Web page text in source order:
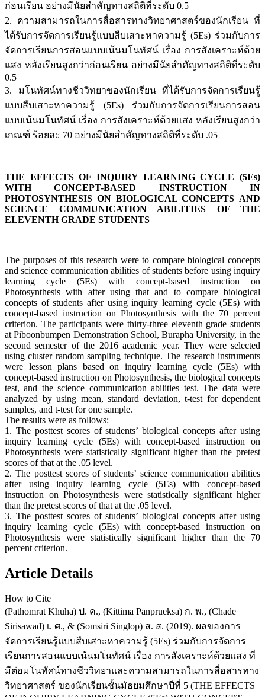
ก่อนเรียน อย่างมีนัยสำคัญทางสถิติที่ระดับ 0.5
2. ความสามารถในการสื่อสารทางวิทยาศาสตร์ของนักเรียน ที่
ได้รับการจัดการเรียนรู้แบบสืบเสาะหาความรู้ (5Es) ร่วมกับการ
จัดการเรียนการสอนแบบเน้นมโนทัศน์ เรื่อง การสังเคราะห์ด้วย
แสง หลังเรียนสูงกว่าก่อนเรียน อย่างมีนัยสำคัญทางสถิติที่ระดับ
0.5
3. มโนทัศน์ทางชีววิทยาของนักเรียน ที่ได้รับการจัดการเรียนรู้
แบบสืบเสาะหาความรู้ (5Es) ร่วมกับการจัดการเรียนการสอน
แบบเน้นมโนทัศน์ เรื่อง การสังเคราะห์ด้วยแสง หลังเรียนสูงกว่า
เกณฑ์ ร้อยละ 70 อย่างมีนัยสำคัญทางสถิติที่ระดับ .05
THE EFFECTS OF INQUIRY LEARNING CYCLE (5Es)
WITH CONCEPT-BASED INSTRUCTION IN
PHOTOSYNTHESIS ON BIOLOGICAL CONCEPTS AND
SCIENCE COMMUNICATION ABILITIES OF THE
ELEVENTH GRADE STUDENTS
The purposes of this research were to compare biological concepts
and science communication abilities of students before using inquiry
learning cycle (5Es) with concept-based instruction on
Photosynthesis with after using that and to compare biological
concepts of students after using inquiry learning cycle (5Es) with
concept-based instruction on Photosynthesis with the 70 percent
criterion. The participants were thirty-three eleventh grade students
at Piboonbumpen Demonstration School, Burapha University, in the
second semester of the 2016 academic year. They were selected
using cluster random sampling technique. The research instruments
were lesson plans based on inquiry learning cycle (5Es) with
concept-based instruction on Photosynthesis, the biological concepts
test, and the science communication abilities test. The data were
analyzed by using mean, standard deviation, t-test for dependent
samples, and t-test for one sample.
The results were as follows:
1. The posttest scores of students’ biological concepts after using
inquiry learning cycle (5Es) with concept-based instruction on
Photosynthesis were statistically significant higher than the pretest
scores of that at the .05 level.
2. The posttest scores of students’ science communication abilities
after using inquiry learning cycle (5Es) with concept-based
instruction on Photosynthesis were statistically significant higher
than the pretest scores of that at the .05 level.
3. The posttest scores of students’ biological concepts after using
inquiry learning cycle (5Es) with concept-based instruction on
Photosynthesis were statistically significant higher than the 70
percent criterion.
Article Details
How to Cite
(Pathomrat Khuha) ป. ค., (Kittima Panprueksa) ก. พ., (Chade
Sirisawad) เ. ศ., & (Somsiri Singlop) ส. ส. (2019). ผลของการ
จัดการเรียนรู้แบบสืบเสาะหาความรู้ (5Es) ร่วมกับการจัดการ
เรียนการสอนแบบเน้นมโนทัศน์ เรื่อง การสังเคราะห์ด้วยแสง ที่
มีต่อมโนทัศน์ทางชีววิทยาและความสามารถในการสื่อสารทาง
วิทยาศาสตร์ ของนักเรียนชั้นมัธยมศึกษาปีที่ 5 (THE EFFECTS